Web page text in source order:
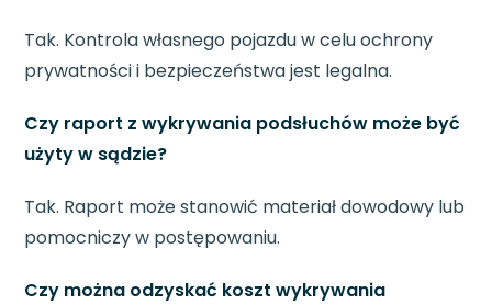
Tak. Kontrola własnego pojazdu w celu ochrony
prywatności i bezpieczeństwa jest legalna.
Czy raport z wykrywania podsłuchów może być
użyty w sądzie?
Tak. Raport może stanowić materiał dowodowy lub
pomocniczy w postępowaniu.
Czy można odzyskać koszt wykrywania